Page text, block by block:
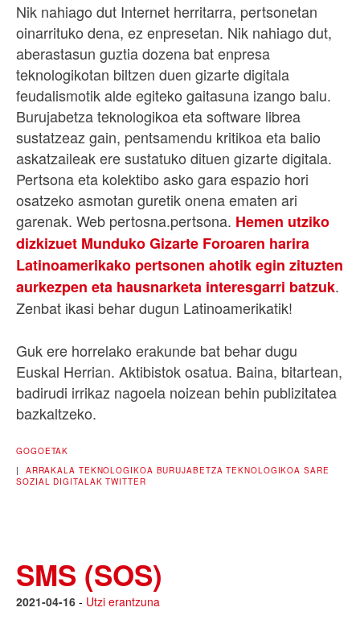
Nik nahiago dut Internet herritarra, pertsonetan
oinarrituko dena, ez enpresetan. Nik nahiago dut,
aberastasun guztia dozena bat enpresa
teknologikotan biltzen duen gizarte digitala
feudalismotik alde egiteko gaitasuna izango balu.
Burujabetza teknologikoa eta software librea
sustatzeaz gain, pentsamendu kritikoa eta balio
askatzaileak ere sustatuko dituen gizarte digitala.
Pertsona eta kolektibo asko gara espazio hori
osatzeko asmotan guretik onena ematen ari
garenak. Web pertosna.pertsona. Hemen utziko
dizkizuet Munduko Gizarte Foroaren harira
Latinoamerikako pertsonen ahotik egin zituzten
aurkezpen eta hausnarketa interesgarri batzuk.
Zenbat ikasi behar dugun Latinoamerikatik!
Guk ere horrelako erakunde bat behar dugu
Euskal Herrian. Aktibistok osatua. Baina, bitartean,
badirudi irrikaz nagoela noizean behin publizitatea
bazkaltzeko.
GOGOETAK
| ARRAKALA TEKNOLOGIKOA BURUJABETZA TEKNOLOGIKOA SARE
SOZIAL DIGITALAK TWITTER
SMS (SOS)
2021-04-16 - Utzi erantzuna